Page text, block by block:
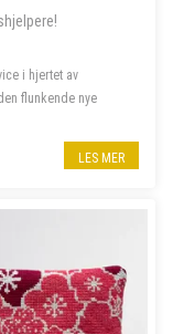
i hjertet av
flunkende nye
og lørdagshjelp til
LES MER